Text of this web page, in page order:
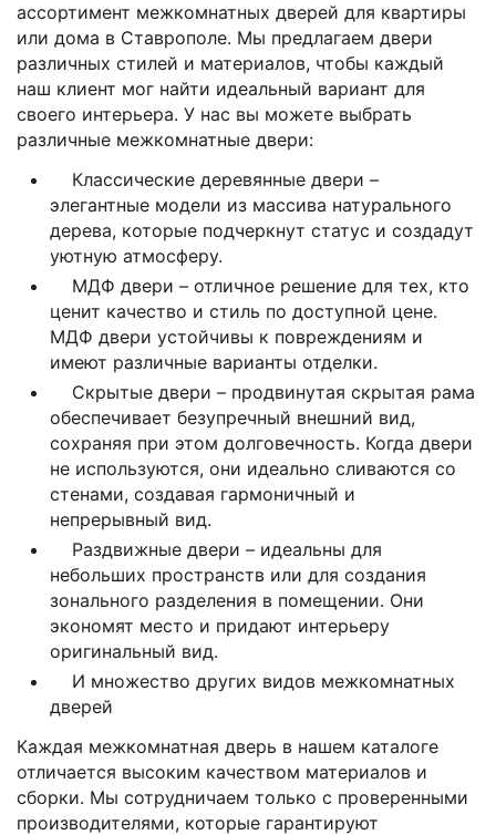
ассортимент межкомнатных дверей для квартиры
или дома в Ставрополе. Мы предлагаем двери
различных стилей и материалов, чтобы каждый
наш клиент мог найти идеальный вариант для
своего интерьера. У нас вы можете выбрать
различные межкомнатные двери:
Классические деревянные двери –
элегантные модели из массива натурального
дерева, которые подчеркнут статус и создадут
уютную атмосферу.
МДФ двери – отличное решение для тех, кто
ценит качество и стиль по доступной цене.
МДФ двери устойчивы к повреждениям и
имеют различные варианты отделки.
Скрытые двери – продвинутая скрытая рама
обеспечивает безупречный внешний вид,
сохраняя при этом долговечность. Когда двери
не используются, они идеально сливаются со
стенами, создавая гармоничный и
непрерывный вид.
Раздвижные двери – идеальны для
небольших пространств или для создания
зонального разделения в помещении. Они
экономят место и придают интерьеру
оригинальный вид.
И множество других видов межкомнатных
дверей
Каждая межкомнатная дверь в нашем каталоге
отличается высоким качеством материалов и
сборки. Мы сотрудничаем только с проверенными
производителями, которые гарантируют